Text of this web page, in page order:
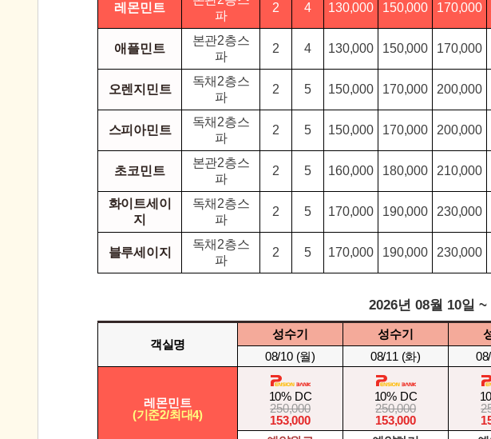
레몬민트
파
2 4 130,000 150,000 170,000
애플민트
본관2층스
파
2 4 130,000 150,000 170,000
오렌지민트
독채2층스
파
2 5 150,000 170,000 200,000
스피아민트
독채2층스
파
2 5 150,000 170,000 200,000
초코민트
본관2층스
파
2 5 160,000 180,000 210,000
화이트세이
지
독채2층스
파
2 5 170,000 190,000 230,000
블루세이지
독채2층스
파
2 5 170,000 190,000 230,000